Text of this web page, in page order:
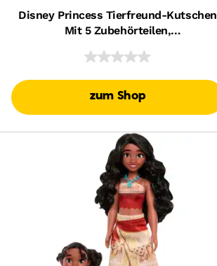
Disney Princess Tierfreund-Kutschen
Mit 5 Zubehörteilen,
Filmen
zum Shop